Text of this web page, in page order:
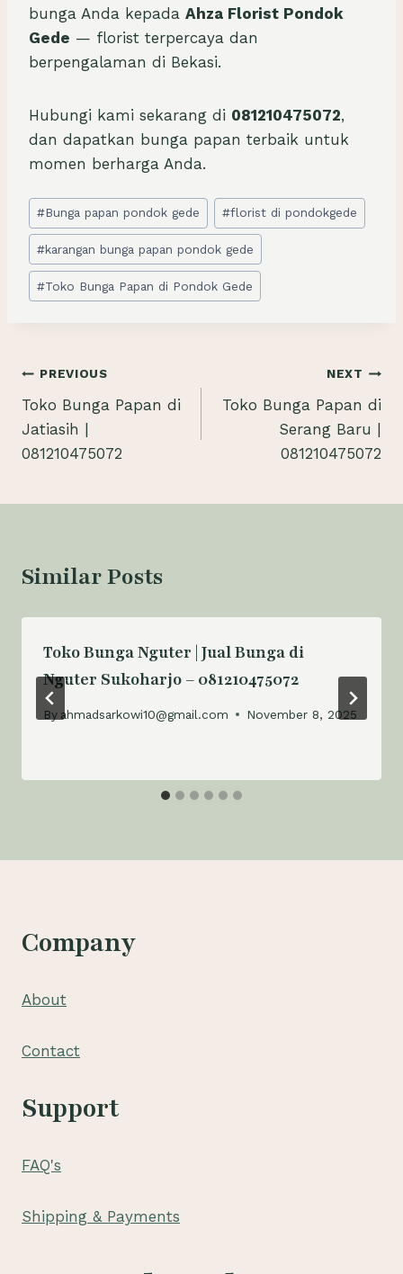
bunga Anda kepada Ahza Florist Pondok
Gede — florist terpercaya dan
berpengalaman di Bekasi.
Hubungi kami sekarang di 081210475072,
dan dapatkan bunga papan terbaik untuk
momen berharga Anda.
Post
Tags:
#Bunga papan pondok gede #florist di pondokgede
#karangan bunga papan pondok gede
#Toko Bunga Papan di Pondok Gede
Navigasi
pos
PREVIOUS
Toko Bunga Papan di
Jatiasih |
081210475072
NEXT
Toko Bunga Papan di
Serang Baru |
081210475072
Similar Posts
Toko Bunga Nguter | Jual Bunga di
Nguter Sukoharjo – 081210475072
By ahmadsarkowi10@gmail.com November 8, 2025
Company
About
Contact
Support
FAQ's
Shipping & Payments